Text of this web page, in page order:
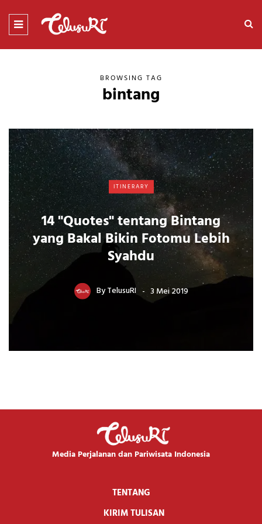
BROWSING TAG
bintang
ITINERARY
14 "Quotes" tentang Bintang
yang Bakal Bikin Fotomu Lebih
Syahdu
ByTelusuRI 3 Mei 2019
Media Perjalanan dan Pariwisata Indonesia
TENTANG
KIRIM TULISAN